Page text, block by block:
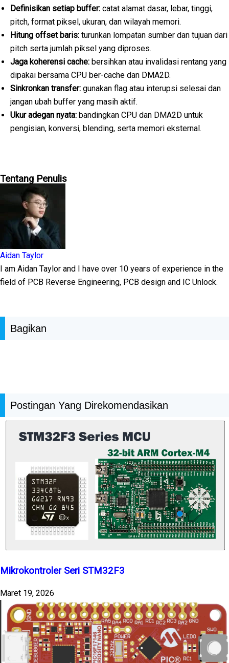
Definisikan setiap buffer: catat alamat dasar, lebar, tinggi,
pitch, format piksel, ukuran, dan wilayah memori.
Hitung offset baris: turunkan lompatan sumber dan tujuan dari
pitch serta jumlah piksel yang diproses.
Jaga koherensi cache: bersihkan atau invalidasi rentang yang
dipakai bersama CPU ber-cache dan DMA2D.
Sinkronkan transfer: gunakan flag atau interupsi selesai dan
jangan ubah buffer yang masih aktif.
Ukur adegan nyata: bandingkan CPU dan DMA2D untuk
pengisian, konversi, blending, serta memori eksternal.
Tentang Penulis
Aidan Taylor
I am Aidan Taylor and I have over 10 years of experience in the
field of PCB Reverse Engineering, PCB design and IC Unlock.
Bagikan
Postingan Yang Direkomendasikan
Mikrokontroler Seri STM32F3
Maret 19, 2026